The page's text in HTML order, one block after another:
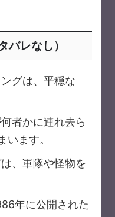
バレなし）
グは、平穏な
者かに連れ去ら
います。
、軍隊や怪物を
年に公開された